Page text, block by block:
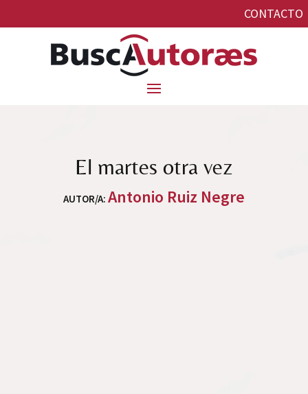
CONTACTO
El martes otra vez
AUTOR/A: Antonio Ruiz Negre